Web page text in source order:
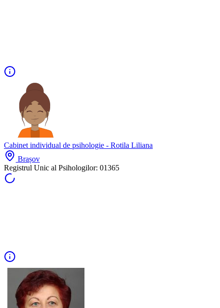
Cabinet individual de psihologie - Rotila Liliana
Brașov
Registrul Unic al Psihologilor: 01365